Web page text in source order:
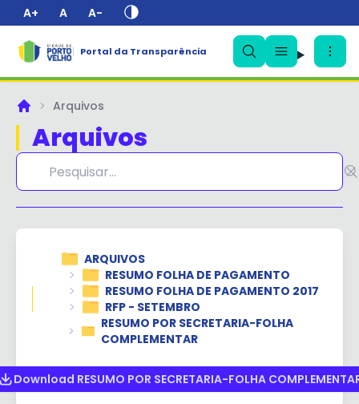
A+ A A-
Portal da Transparência
PrincipalArquivos
Arquivos
ARQUIVOS
RESUMO FOLHA DE PAGAMENTO
RESUMO FOLHA DE PAGAMENTO 2017
RFP - SETEMBRO
RESUMO POR SECRETARIA-FOLHA
COMPLEMENTAR
Download RESUMO POR SECRETARIA-FOLHA
✕